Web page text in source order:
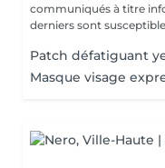
communiqués à titre
derniers sont
Patch défatiguant
Masque visage